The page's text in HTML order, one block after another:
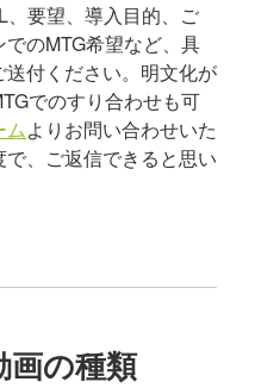
要望、導入目的、ご
のMTG希望など、具
付ください。明文化が
でのすり合わせも可
ムよりお問い合わせいた
、ご返信できると思い
画の種類